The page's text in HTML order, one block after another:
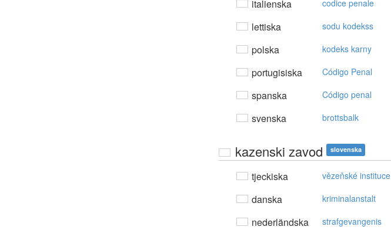
italienska codice penale
lettiska sodu kodekss
polska kodeks karny
portugisiska Código Penal
spanska Código penal
svenska brottsbalk
kazenski zavod slovenska
tjeckiska vězeňské instituce
danska kriminalanstalt
nederländska strafgevangenis